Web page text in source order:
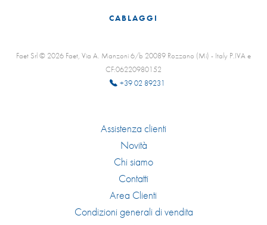
CABLAGGI
Faet Srl © 2026 Faet, Via A. Manzoni 6/b 20089 Rozzano (Mi) - Italy P.IVA e
CF:06220980152
+39 02 89231
Assistenza clienti
Novità
Chi siamo
Contatti
Area Clienti
Condizioni generali di vendita